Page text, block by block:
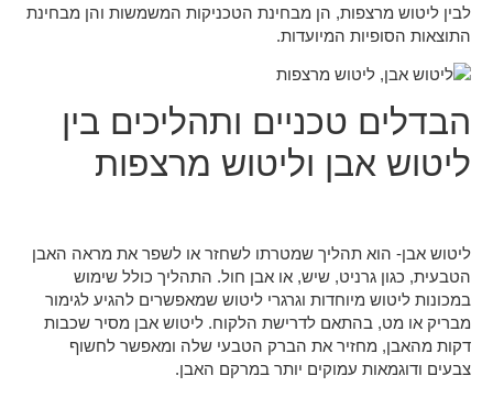
לבין ליטוש מרצפות, הן מבחינת הטכניקות המשמשות והן מבחינת
התוצאות הסופיות המיועדות.
הבדלים טכניים ותהליכים בין
ליטוש אבן וליטוש מרצפות
ליטוש אבן- הוא תהליך שמטרתו לשחזר או לשפר את מראה האבן
הטבעית, כגון גרניט, שיש, או אבן חול. התהליך כולל שימוש
במכונות ליטוש מיוחדות וגרגרי ליטוש שמאפשרים להגיע לגימור
מבריק או מט, בהתאם לדרישת הלקוח. ליטוש אבן מסיר שכבות
דקות מהאבן, מחזיר את הברק הטבעי שלה ומאפשר לחשוף
צבעים ודוגמאות עמוקים יותר במרקם האבן.